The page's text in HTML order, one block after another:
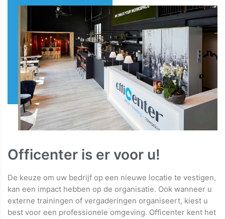
Officenter is er voor u!
De keuze om uw bedrijf op een nieuwe locatie te vestigen,
kan een impact hebben op de organisatie. Ook wanneer u
externe trainingen of vergaderingen organiseert, kiest u
best voor een professionele omgeving. Officenter kent het